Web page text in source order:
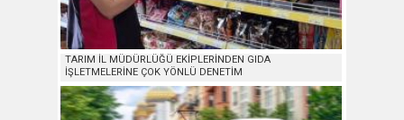
TARIM İL MÜDÜRLÜĞÜ EKİPLERİNDEN GIDA
İŞLETMELERİNE ÇOK YÖNLÜ DENETİM